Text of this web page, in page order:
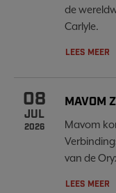
de
Carlyle.
LEES MEER
08
JUL
2026
MAVOM
Mavom
van de
LEES MEER